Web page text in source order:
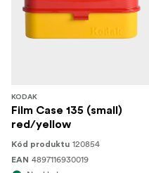
KODAK
Film Case 135 (small)
red/yellow
Kód produktu 120854
EAN 4897116930019